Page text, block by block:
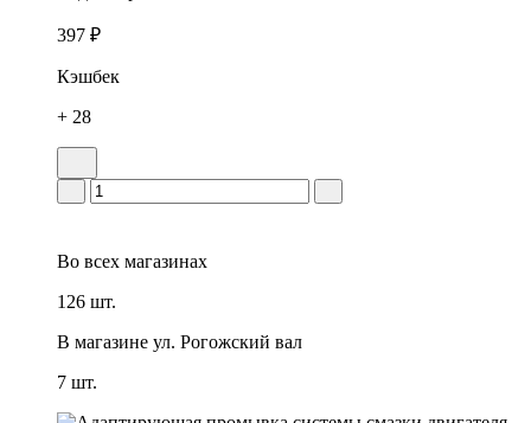
397 ₽
Кэшбек
+ 28
Во всех магазинах
126 шт.
В магазине ул. Рогожский вал
7 шт.